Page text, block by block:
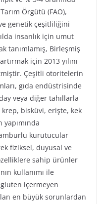
Örgütü (FAO),
genetik çeşitliliğini
insanlık için umut
tanımlamış, Birleşmiş
için 2013 yılını
Çeşitli otoritelerin
gıda endüstrisinde
veya diğer tahıllarla
krep, bisküvi, erişte, kek
kurutucular
fiziksel, duyusal ve
sahip ürünler
kullanımı ile
içermeyen
en büyük sorunlardan